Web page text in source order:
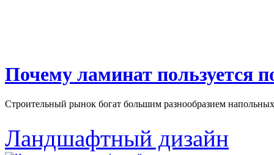
Почему ламинат пользуется
Строительный рынок богат большим разнообразием
Ландшафтный дизайн